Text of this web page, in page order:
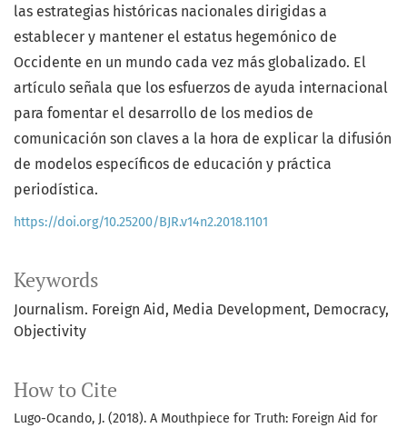
Keywords
Journalism. Foreign Aid Media Development Democracy
Objectivity
How to Cite
Lugo-Ocando, J. (2018). A Mouthpiece for Truth: Foreign Aid for
las estrategias históricas nacionales dirigidas a
establecer y mantener el estatus hegemónico de
Occidente en un mundo cada vez más globalizado. El
artículo señala que los esfuerzos de ayuda internacional
para fomentar el desarrollo de los medios de
comunicación son claves a la hora de explicar la difusión
de modelos específicos de educación y práctica
periodística.
https://doi.org/10.25200/BJR.v14n2.2018.1101